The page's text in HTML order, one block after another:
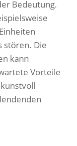
Bedeutung.
stören. Die
kann
Vorteile